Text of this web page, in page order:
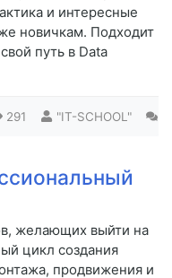
и интересные
новичкам. Подходит
путь в Data
291 "IT-SCHOOL"
желающих выйти на
цикл создания
продвижения и